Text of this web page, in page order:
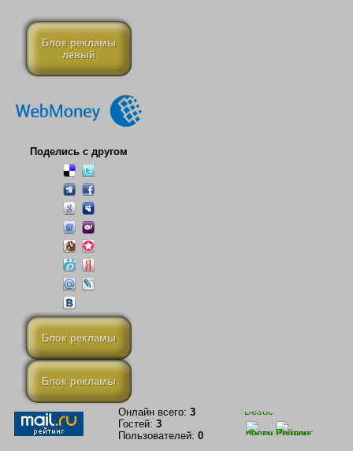
Блок рекламы
левый
Поделись с другом
Блок рекламы
Блок рекламы
Онлайн всего: 3
Гостей: 3
Пользователей: 0